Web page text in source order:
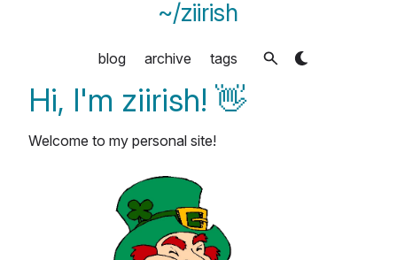
~/ziirish
blog archive tags
Hi, I'm ziirish! 👋
Welcome to my personal site!